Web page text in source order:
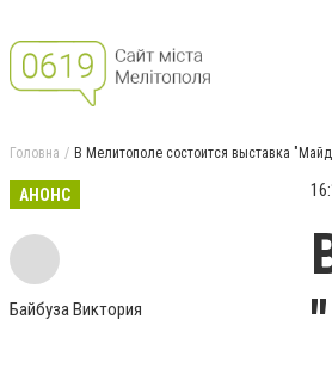
Головна В Мелитополе состоится выставка
АНОНС
Байбуза Виктория